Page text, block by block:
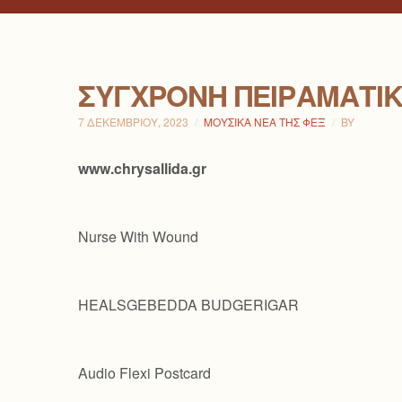
ΣΎΓΧΡΟΝΗ
7 ΔΕΚΕΜΒΡΊΟΥ, 2023 ΜΟΥΣΙΚΆ ΝΈΑ ΤΗΣ ΦΕΞ BY
www.chrysallida.gr
Nurse With Wound
HEALSGEBEDDA BUDGERIGAR
Audio Flexi Postcard